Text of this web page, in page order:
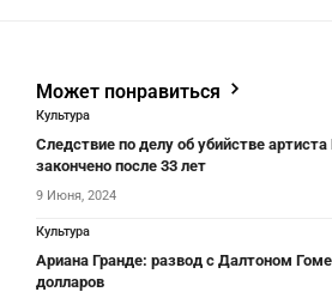
Может понравиться
Культура
Следствие по делу об убийстве артиста
закончено после 33 лет
9 Июня, 2024
Культура
Ариана Гранде: развод с Далтоном
долларов